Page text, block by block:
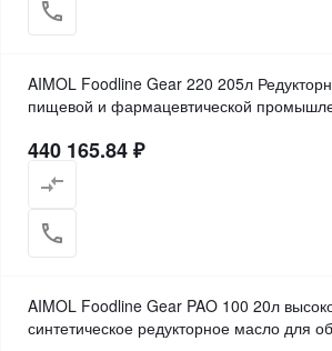
AIMOL Foodline Gear 220 205л
пищевой и фармацевтической
440 165.84 ₽
AIMOL Foodline Gear PAO 100 20л
синтетическое редукторное масло для